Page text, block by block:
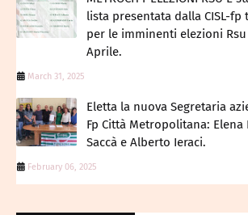
lista presentata dalla CISL-fp
per le imminenti elezioni
Aprile.
March 31, 2025
Eletta la nuova Segretaria
Fp Città Metropolitana: Elena
Saccà e Alberto Ieraci.
February 06, 2025